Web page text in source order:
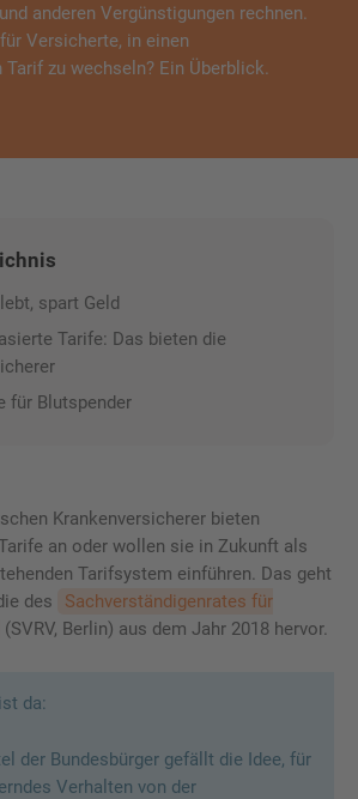
anderen Vergünstigungen rechnen.
Versicherte, in einen
zu wechseln? Ein Überblick.
spart Geld
Tarife: Das bieten die
für Blutspender
Krankenversicherer bieten
an oder wollen sie in Zukunft als
Tarifsystem einführen. Das geht
des
Sachverständigenrates für
(SVRV, Berlin) aus dem Jahr 2018 hervor.
da:
der Bundesbürger gefällt die Idee, für
Verhalten von der